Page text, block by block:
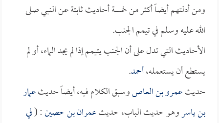
ومن أدلتهم أيضاً أكثر من خمسة أحاديث ثابتة عن النبي صلى
الله عليه وسلم في تيمم الجنب.
الأحاديث التي تدل على أن الجنب يتيمم إذا لم يجد الماء، أو لم
يستطع أن يستعمله،أحمد.
حديثعمرو بن العاصوسبق الكلام فيه، أيضاً حديثعمار
بن ياسروهو حديث الباب، حديثعمران بن حصين: (في